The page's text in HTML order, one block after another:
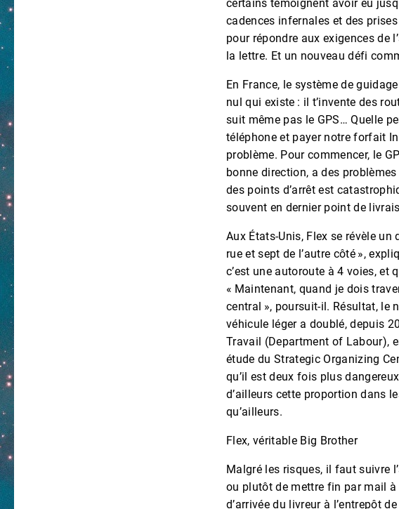
certains témoignent avoir eu
cadences infernales et des
pour répondre aux exigences de
la lettre. Et un nouveau défi
En France, le système de
nul qui existe : il t’invente des
suit même pas le GPS… Quelle
téléphone et payer notre forfait
problème. Pour commencer, le
bonne direction, a des
des points d’arrêt est
souvent en dernier point de
Aux États-Unis, Flex se révèle
rue et sept de l’autre côté »,
c’est une autoroute à 4 voies, et
« Maintenant, quand je dois
central », poursuit-il. Résultat, le
véhicule léger a doublé, depuis
Travail (Department of Labour),
étude du Strategic Organizing
qu’il est deux fois plus
d’ailleurs cette proportion dans
qu’ailleurs.
Flex, véritable Big Brother
Malgré les risques, il faut suivre
ou plutôt de mettre fin par mail à
d’arrivée du livreur à l’entrepôt